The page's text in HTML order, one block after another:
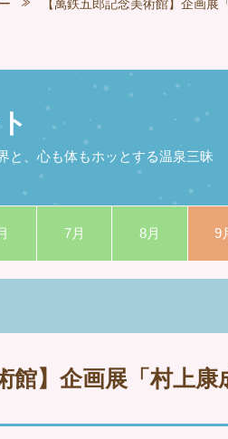
【萬鉄五郎記念美術館】企画展
と、心も体もホッとする温泉三昧
7月 8月 9
館】企画展「村上康